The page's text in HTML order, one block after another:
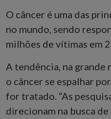
O câncer é uma das
no mundo, sendo
milhões de vítimas em
A tendência, na grande
o câncer se espalhar
for tratado. “As
direcionam na busca